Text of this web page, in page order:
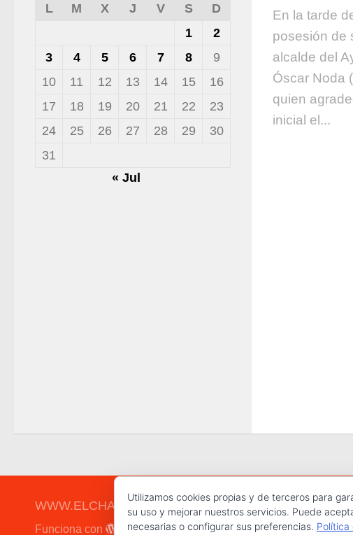
En la tarde
posesión de
alcalde del
Óscar Noda
quien
inicial el...
L
M X J V S
D
1
2
3
4 5 6 7 8
9
10
11 12 13 14 15
16
17
18 19 20 21 22
23
24
25 26 27 28 29
30
31
« Jul
WWW.ELCHAPLON.COM © 2026. Todos los derechos
Funciona con - Diseñado con elTema Hueman
Utilizamos cookies propias y de terceros para
su uso y mejorar nuestros servicios. Puede
necesarias o configurar sus preferencias. Política